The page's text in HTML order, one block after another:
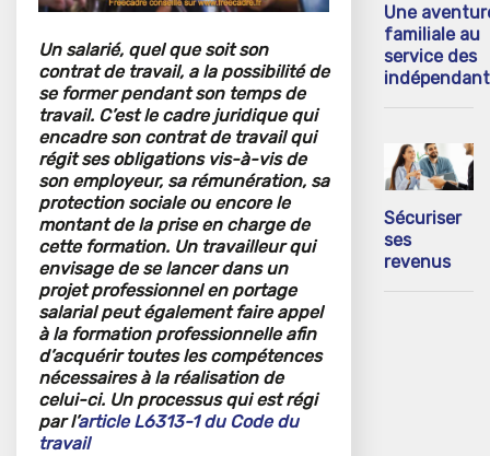
Un salarié, quel que soit son
contrat de travail, a la possibilité de
se former pendant son temps de
travail. C’est le cadre juridique qui
encadre son contrat de travail qui
régit ses obligations vis-à-vis de
son employeur, sa rémunération, sa
protection sociale ou encore le
montant de la prise en charge de
cette formation. Un travailleur qui
envisage de se lancer dans un
projet professionnel en portage
salarial peut également faire appel
à la formation professionnelle afin
d’acquérir toutes les compétences
nécessaires à la réalisation de
celui-ci. Un processus qui est régi
par l’article L6313-1 du Code du
travail
Une
familiale au
service des
Sécuriser
ses
revenus